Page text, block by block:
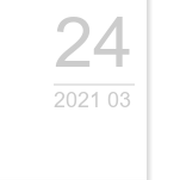
24
2021 03